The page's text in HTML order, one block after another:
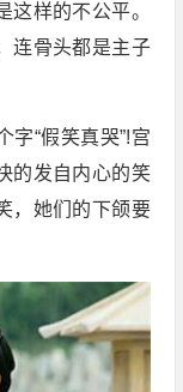
样的不公平。
连骨头都是主子
字“假笑真哭”!宫
的发自内心的笑
，她们的下颌要